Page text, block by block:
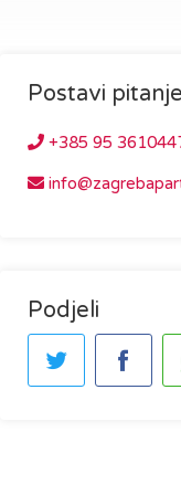
Postavi pitanje
+385 95
Podjeli